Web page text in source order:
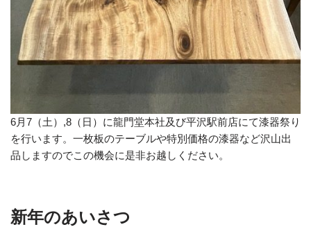
6月7（土）,8（日）に龍門堂本社及び平沢駅前店にて漆器祭り
を行います。一枚板のテーブルや特別価格の漆器など沢山出
品しますのでこの機会に是非お越しください。
新年のあいさつ